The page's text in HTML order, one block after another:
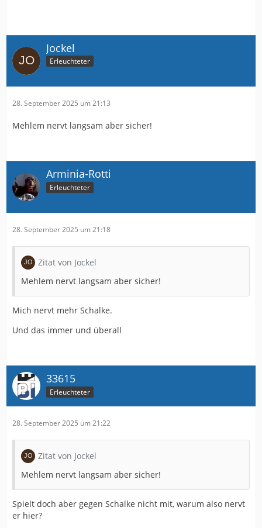
Jockel
Erleuchteter
28. September 2025 um 21:13
Mehlem nervt langsam aber sicher!
Arminia-Rotti
Erleuchteter
28. September 2025 um 21:18
Zitat von Jockel
Mehlem nervt langsam aber sicher!
Mich nervt mehr Schalke.
Und das immer und überall
33615
Erleuchteter
28. September 2025 um 21:22
Zitat von Jockel
Mehlem nervt langsam aber sicher!
Spielt doch aber gegen Schalke nicht mit, warum also nervt
er hier?